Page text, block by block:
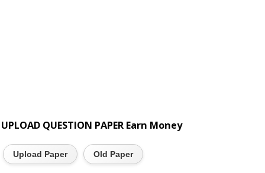
UPLOAD QUESTION PAPER Earn Money
Upload Paper Old Paper